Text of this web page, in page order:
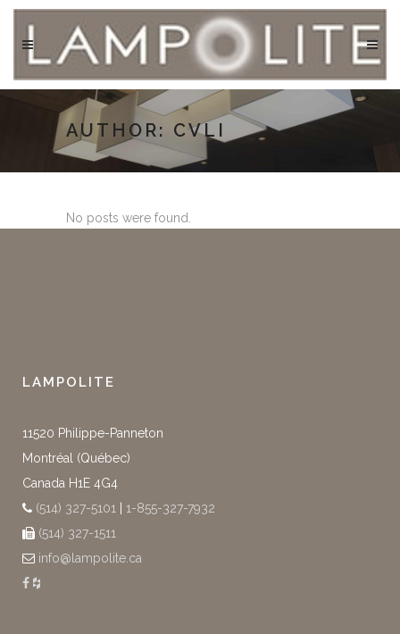
AUTHOR: CVLI
No posts were found.
LAMPOLITE
11520 Philippe-Panneton
Montréal (Québec)
Canada H1E 4G4
(514) 327-5101
1-855-327-7932
(514) 327-1511
info@lampolite.ca